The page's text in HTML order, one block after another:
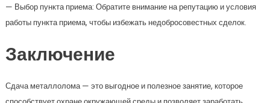
— Выбор пункта приема: Обратите внимание на репутацию и условия
работы пункта приема, чтобы избежать недобросовестных сделок.
Заключение
Сдача металлолома — это выгодное и полезное занятие, которое